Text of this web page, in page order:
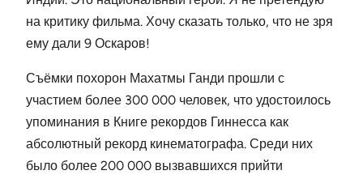
на критику фильма. Хочу сказать только, что не зря
ему дали 9 Оскаров!
Съёмки похорон Махатмы Ганди прошли с
участием более 300 000 человек, что удостоилось
упоминания в Книге рекордов Гиннесса как
абсолютный рекорд кинематографа. Среди них
было более 200 000 вызвавшихся прийти